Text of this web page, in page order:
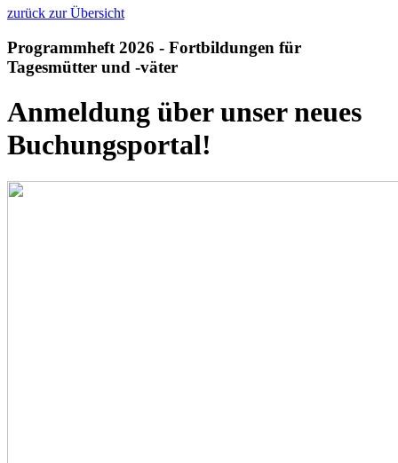
zurück zur Übersicht
Programmheft 2026 - Fortbildungen für
Tagesmütter und -väter
Anmeldung über unser neues
Buchungsportal!